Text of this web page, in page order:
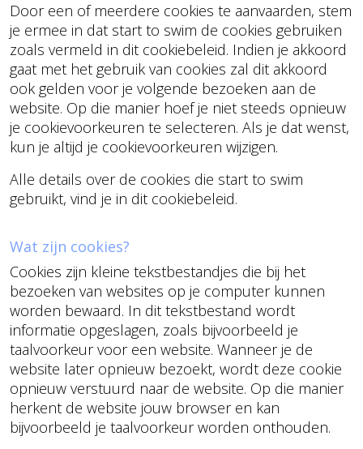
Door een of meerdere cookies te aanvaarden, stem
je ermee in dat start to swim de cookies gebruiken
zoals vermeld in dit cookiebeleid. Indien je akkoord
gaat met het gebruik van cookies zal dit akkoord
ook gelden voor je volgende bezoeken aan de
website. Op die manier hoef je niet steeds opnieuw
je cookievoorkeuren te selecteren. Als je dat wenst,
kun je altijd je cookievoorkeuren wijzigen.
Alle details over de cookies die start to swim
gebruikt, vind je in dit cookiebeleid.
Wat zijn cookies?
Cookies zijn kleine tekstbestandjes die bij het
bezoeken van websites op je computer kunnen
worden bewaard. In dit tekstbestand wordt
informatie opgeslagen, zoals bijvoorbeeld je
taalvoorkeur voor een website. Wanneer je de
website later opnieuw bezoekt, wordt deze cookie
opnieuw verstuurd naar de website. Op die manier
herkent de website jouw browser en kan
bijvoorbeeld je taalvoorkeur worden onthouden.